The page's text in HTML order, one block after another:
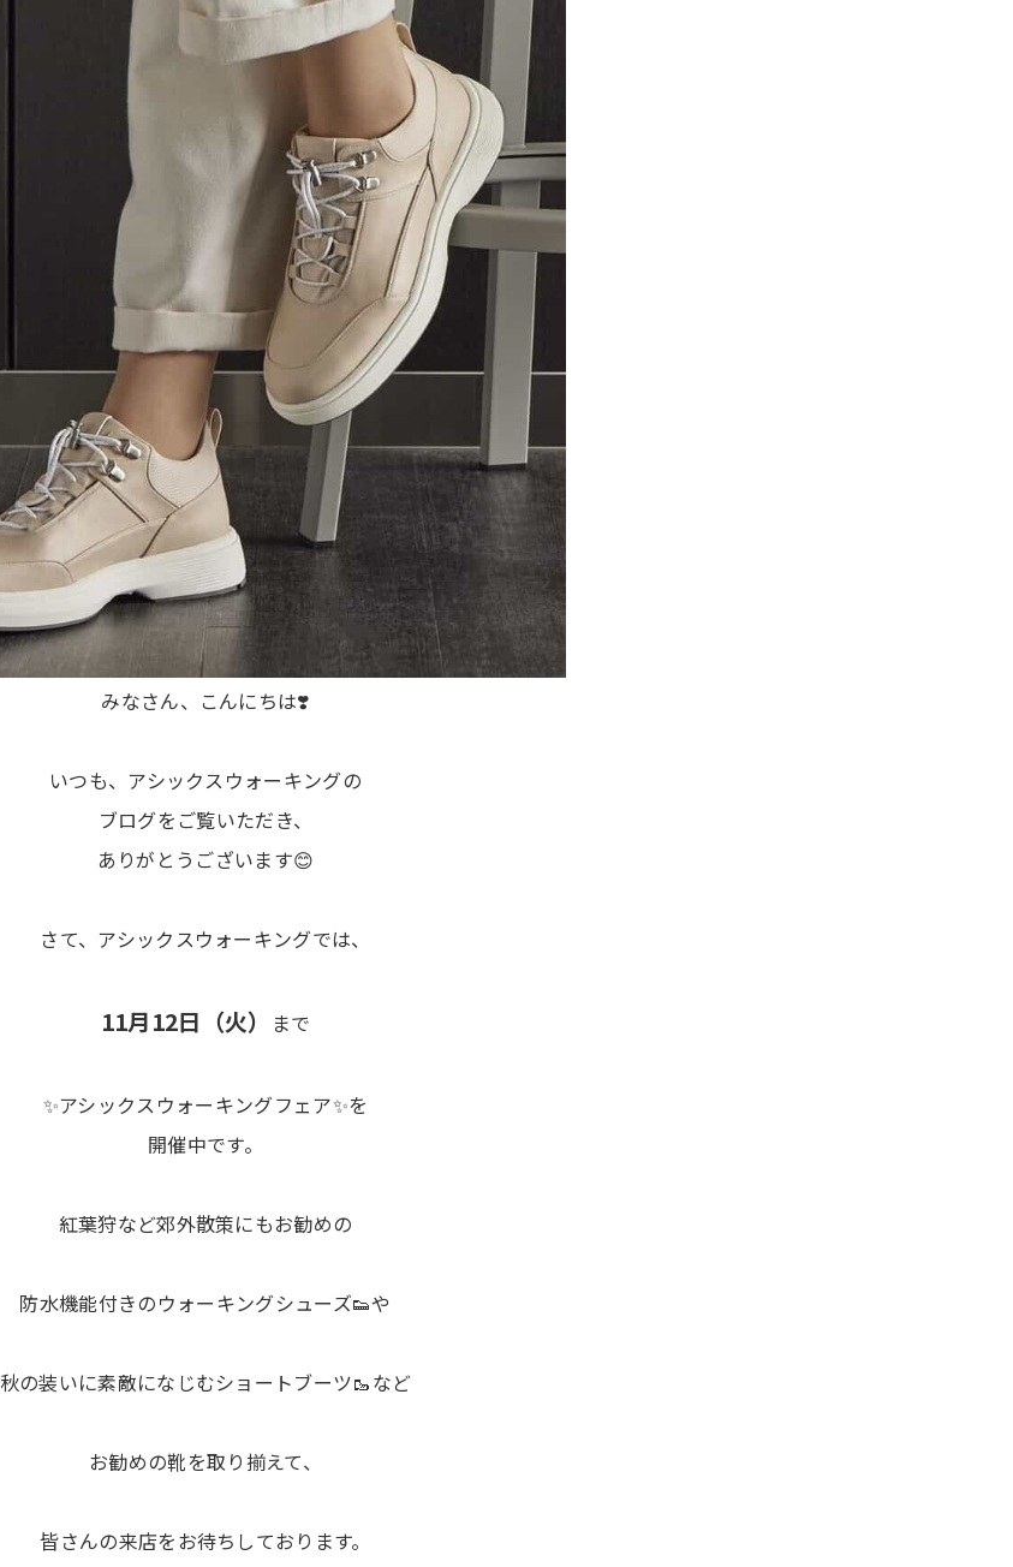
みなさん、こんにちは❣️
いつも、アシックスウォーキングの
ブログをご覧いただき、
ありがとうございます😊
さて、アシックスウォーキングでは、
11月12日（火） まで
✨アシックスウォーキングフェア✨を
開催中です。
紅葉狩など郊外散策にもお勧めの
防水機能付きのウォーキングシューズ👟や
秋の装いに素敵になじむショートブーツ🥾など
お勧めの靴を取り揃えて、
皆さんの来店をお待ちしております。